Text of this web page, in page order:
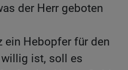
der Herr geboten
ein Hebopfer für den
willig ist, soll es